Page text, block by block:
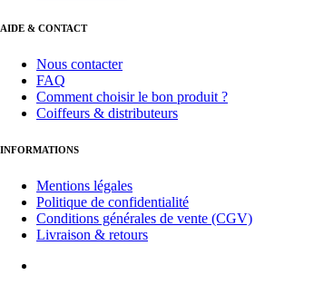
AIDE & CONTACT
Nous contacter
FAQ
Comment choisir le bon produit ?
Coiffeurs & distributeurs
INFORMATIONS
Mentions légales
Politique de confidentialité
Conditions générales de vente (CGV)
Livraison & retours